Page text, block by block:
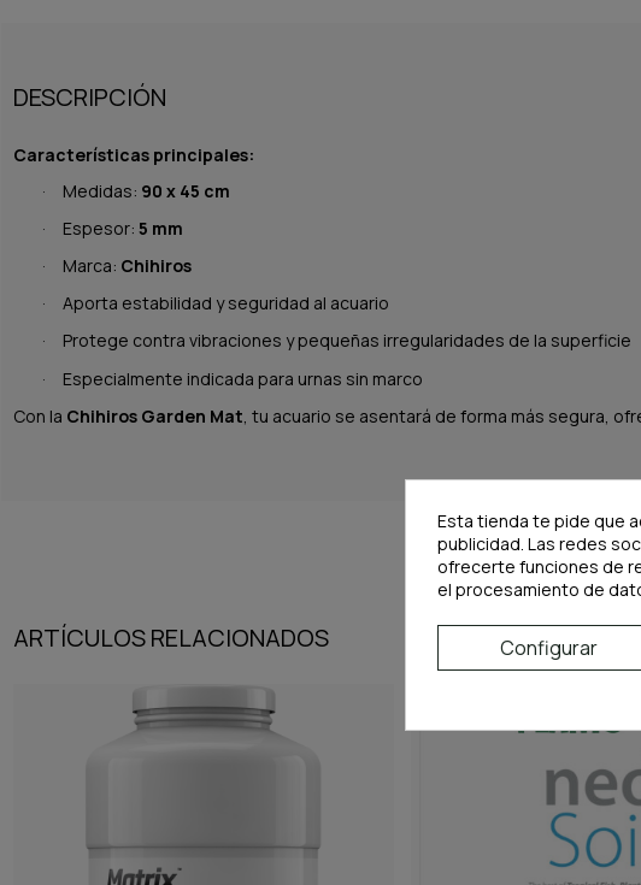
DESCRIPCIÓN
Características principales:
· Medidas: 90 x 45 cm
· Espesor: 5 mm
· Marca: Chihiros
· Aporta estabilidad y seguridad al acuario
· Protege contra vibraciones y pequeñas irregularidades de la superficie
·
Especialmente indicada para urnas sin marco
Con la Chihiros Garden Mat, tu acuario se asentará de forma más segura,
ARTÍCULOS RELACIONADOS
Esta tienda te pide que
publicidad. Las redes
ofrecerte funciones de
el procesamiento de
Configurar